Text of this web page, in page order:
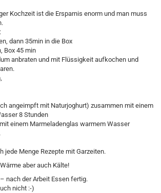
Kochzeit ist die Ersparnis enorm und man muss
dann 35min in die Box
Box 45 min
anbraten und mit Flüssigkeit aufkochen und
angeimpft mit Naturjoghurt) zusammen mit einem
8 Stunden
einem Marmeladenglas warmem Wasser
jede Menge Rezepte mit Garzeiten.
aber auch Kälte!
nach der Arbeit Essen fertig.
nicht :-)